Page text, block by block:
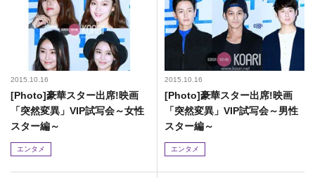
2015.10.16
[Photo]豪華スター出席!映画
「突然変異」VIP試写会～女性
スター編～
エンタメ
2015.10.16
[Photo]豪華スター出席!映画
「突然変異」VIP試写会～男性
スター編～
エンタメ